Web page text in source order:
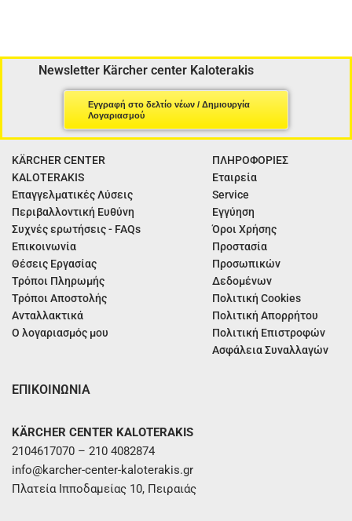
Newsletter Kärcher center Kaloterakis
Εγγραφή στο δελτίο νέων / Δημιουργία
Λογαριασμού
KÄRCHER CENTER
KALOTERAKIS
Επαγγελματικές Λύσεις
Περιβαλλοντική Ευθύνη
Συχνές ερωτήσεις - FAQs
Επικοινωνία
Θέσεις Εργασίας
Τρόποι Πληρωμής
Τρόποι Αποστολής
Ανταλλακτικά
Ο λογαριασμός μου
ΠΛΗΡΟΦΟΡΙΕΣ
Εταιρεία
Service
Εγγύηση
Όροι Χρήσης
Προστασία
Προσωπικών
Δεδομένων
Πολιτική Cookies
Πολιτική Απορρήτου
Πολιτική Επιστροφών
Ασφάλεια Συναλλαγών
ΕΠΙΚΟΙΝΩΝΙΑ
KÄRCHER CENTER KALOTERAKIS
2104617070 – 210 4082874
info@karcher-center-kaloterakis.gr
Πλατεία Ιπποδαμείας 10, Πειραιάς